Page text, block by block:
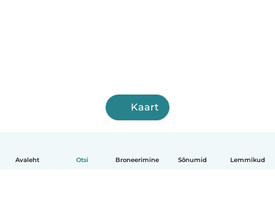
Avaleht Otsi Broneerimine Sõnumid Lemmikud
Kaart